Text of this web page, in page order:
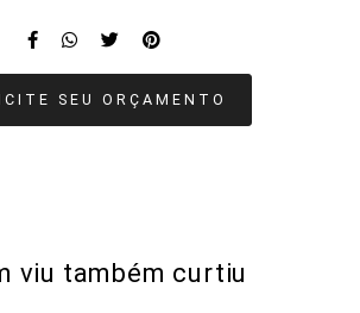
SEU ORÇAMENTO
viu também curtiu